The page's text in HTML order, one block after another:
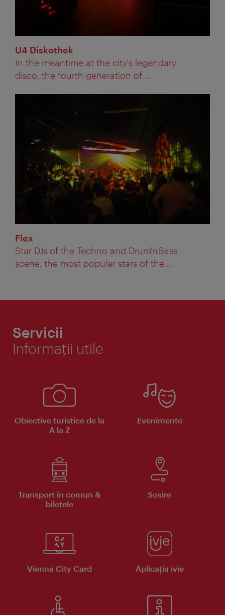
U4 Diskothek
In the meantime at the city's legendary
disco, the fourth generation of ...
Flex
Star DJs of the Techno and Drum'n'Bass
scene, the most popular stars of the ...
Servicii
Informaţii utile
Obiective turistice de la
A la Z
Evenimente
Transport în comun &
biletele
Sosire
Vienna City Card Aplicaţia ivie